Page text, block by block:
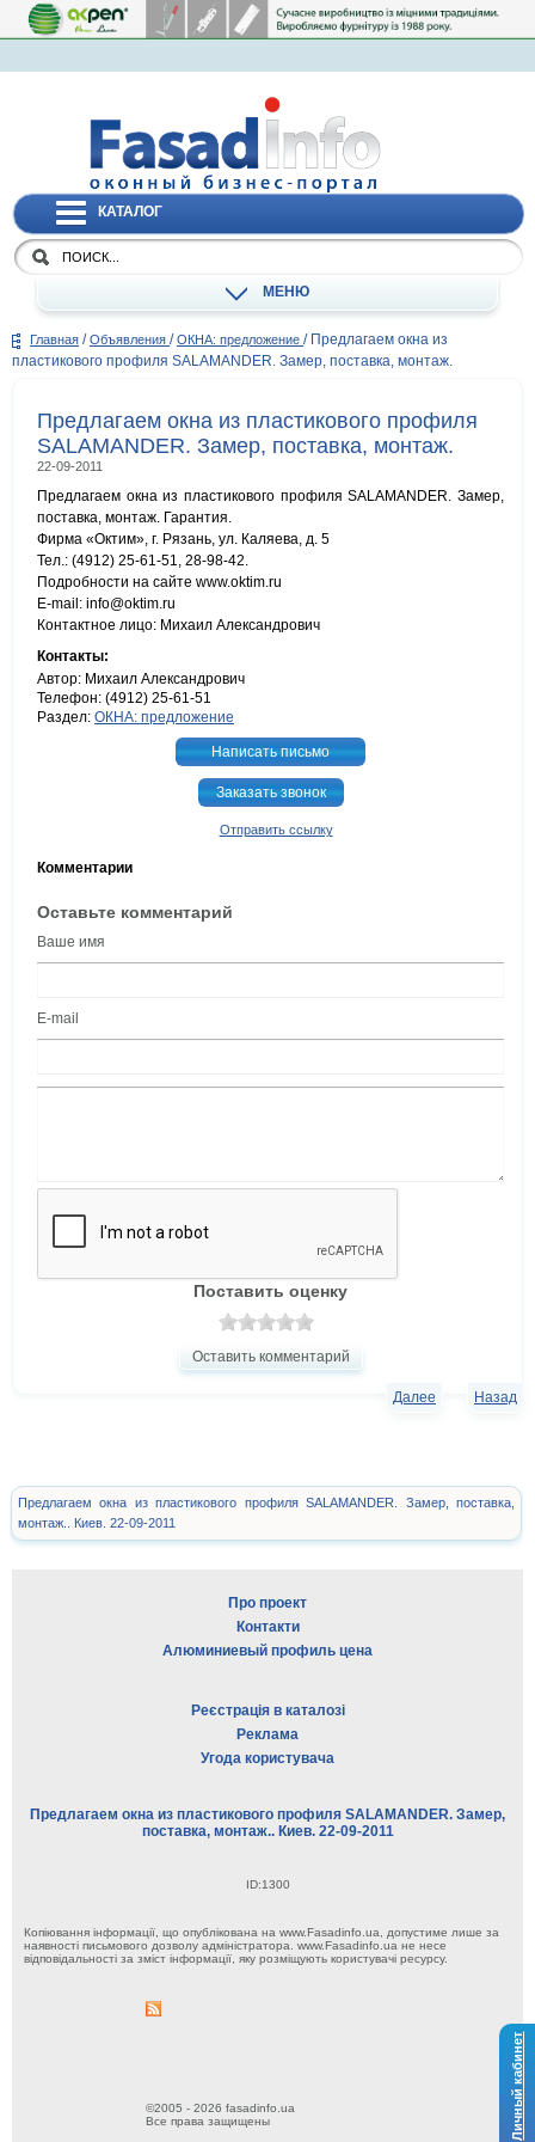
Личный кабинет
КАТАЛОГ
МЕНЮ
Главная / Объявления / ОКНА: предложение / Предлагаем окна из
пластикового профиля SALAMANDER. Замер, поставка, монтаж.
Предлагаем окна из пластикового профиля
SALAMANDER. Замер, поставка, монтаж.
22-09-2011
Предлагаем окна из пластикового профиля SALAMANDER. Замер,
поставка, монтаж. Гарантия.
Фирма «Октим», г. Рязань, ул. Каляева, д. 5
Тел.: (4912) 25-61-51, 28-98-42.
Подробности на сайте www.oktim.ru
E-mail: info@oktim.ru
Контактное лицо: Михаил Александрович
Контакты:
Автор: Михаил Александрович
Телефон: (4912) 25-61-51
Раздел: ОКНА: предложение
Написать письмо
Заказать звонок
Отправить ссылку
Комментарии
Оставьте комментарий
Ваше имя
E-mail
Поставить оценку
Оставить комментарий
Назад
Далее
Предлагаем окна из пластикового профиля SALAMANDER. Замер, поставка,
монтаж.. Киев. 22-09-2011
Про проект
Контакти
Алюминиевый профиль цена
Реєстрація в каталозі
Реклама
Угода користувача
Предлагаем окна из пластикового профиля SALAMANDER. Замер,
поставка, монтаж.. Киев. 22-09-2011
ID:1300
Копіювання інформації, що опублікована на www.Fasadinfo.ua, допустиме лише за
наявності письмового дозволу адміністратора. www.Fasadinfo.ua не несе
відповідальності за зміст інформації, яку розміщують користувачі ресурсу.
©2005 - 2026 fasadinfo.ua
Все права защищены